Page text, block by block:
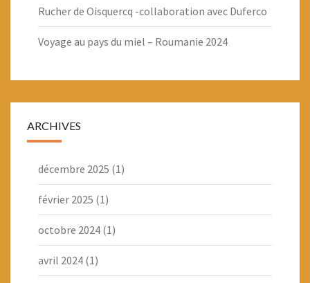
Rucher de Oisquercq -collaboration avec Duferco
Voyage au pays du miel – Roumanie 2024
ARCHIVES
décembre 2025 (1)
février 2025 (1)
octobre 2024 (1)
avril 2024 (1)